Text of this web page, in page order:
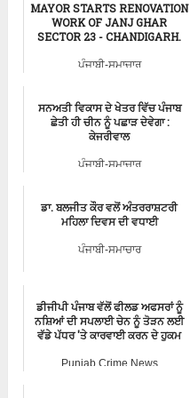
MAYOR STARTS RENOVATION
WORK OF JANJ GHAR
SECTOR 23 - CHANDIGARH.
ਪੰਜਾਬੀ-ਸਮਾਚਾਰ
ਸਨਅਤੀ ਵਿਕਾਸ ਦੇ ਖੇਤਰ ਵਿੱਚ ਪੰਜਾਬ
ਛੇਤੀ ਹੀ ਚੀਨ ਨੂੰ ਪਛਾੜ ਦੇਵੇਗਾ :
ਕੇਜਰੀਵਾਲ
ਪੰਜਾਬੀ-ਸਮਾਚਾਰ
ਡਾ. ਬਲਜੀਤ ਕੌਰ ਵਲੋਂ ਅੰਤਰਰਾਸ਼ਟਰੀ
ਮਹਿਲਾ ਦਿਵਸ ਦੀ ਵਧਾਈ
ਪੰਜਾਬੀ-ਸਮਾਚਾਰ
ਡੀਜੀਪੀ ਪੰਜਾਬ ਵੱਲੋਂ ਫੀਲਡ ਅਫਸਰਾਂ ਨੂੰ
ਨਸ਼ਿਆਂ ਦੀ ਸਪਲਾਈ ਚੇਨ ਨੂੰ ਤੋੜਨ ਲਈ
ਵੱਡੇ ਪੱਧਰ 'ਤੇ ਕਾਰਵਾਈ ਕਰਨ ਦੇ ਹੁਕਮ
Punjab Crime News